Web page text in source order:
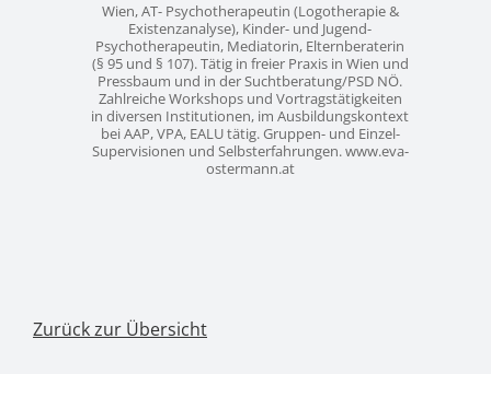
Wien, AT- Psychotherapeutin (Logotherapie &
Existenzanalyse), Kinder- und Jugend-
Psychotherapeutin, Mediatorin, Elternberaterin
(§ 95 und § 107). Tätig in freier Praxis in Wien und
Pressbaum und in der Suchtberatung/PSD NÖ.
Zahlreiche Workshops und Vortragstätigkeiten
in diversen Institutionen, im Ausbildungskontext
bei AAP, VPA, EALU tätig. Gruppen- und Einzel-
Supervisionen und Selbsterfahrungen. www.eva-
ostermann.at
Zurück zur Übersicht